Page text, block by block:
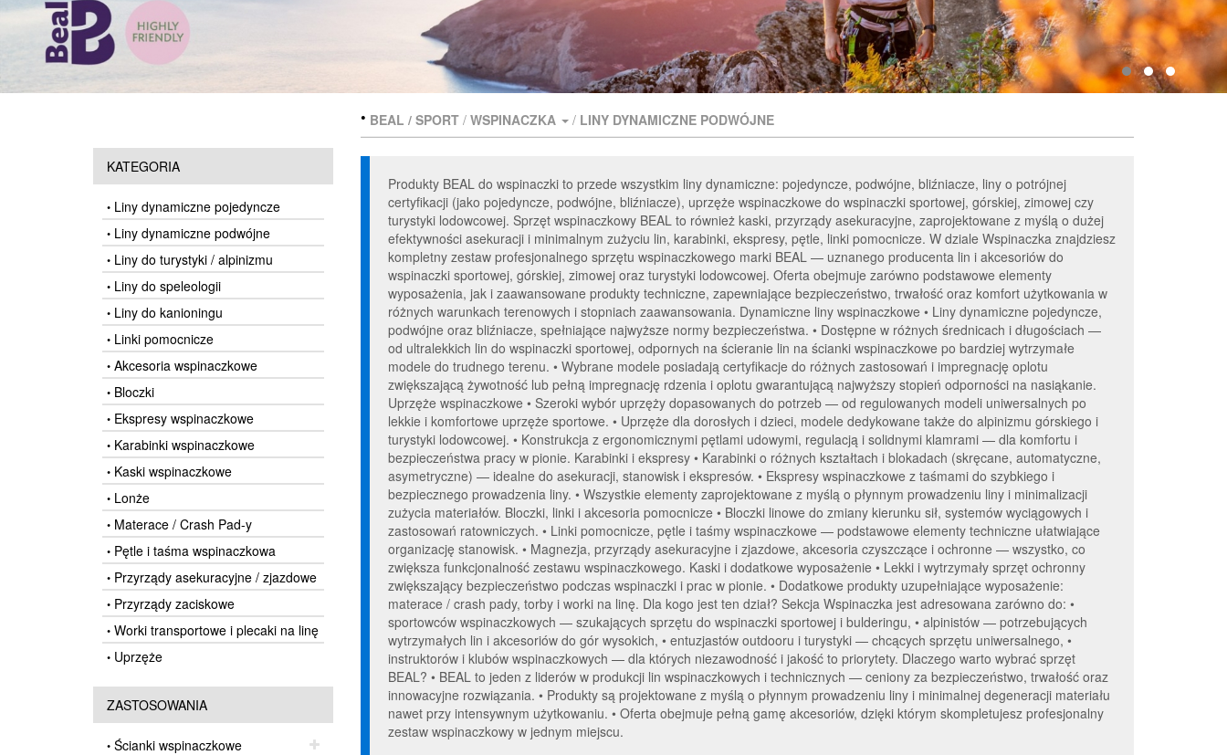
KATEGORIA
• Liny dynamiczne pojedyncze
• Liny dynamiczne podwójne
• Liny do turystyki / alpinizmu
• Liny do speleologii
• Liny do kanioningu
• Linki pomocnicze
• Akcesoria wspinaczkowe
• Bloczki
• Ekspresy wspinaczkowe
• Karabinki wspinaczkowe
• Kaski wspinaczkowe
• Lonże
• Materace / Crash Pad-y
• Pętle i taśma wspinaczkowa
• Przyrządy asekuracyjne / zjazdowe
• Przyrządy zaciskowe
• Worki transportowe i plecaki na linę
• Uprzęże
ZASTOSOWANIA
• Ścianki wspinaczkowe
• BEAL / SPORT/ WSPINACZKA / LINY DYNAMICZNE PODWÓJNE
Produkty BEAL do wspinaczki to przede wszystkim liny dynamiczne: pojedyncze, podwójne, bliźniacze, liny o potrójnej
certyfikacji (jako pojedyncze, podwójne, bliźniacze), uprzęże wspinaczkowe do wspinaczki sportowej, górskiej, zimowej czy
turystyki lodowcowej. Sprzęt wspinaczkowy BEAL to również kaski, przyrządy asekuracyjne, zaprojektowane z myślą o dużej
efektywności asekuracji i minimalnym zużyciu lin, karabinki, ekspresy, pętle, linki pomocnicze. W dziale Wspinaczka znajdziesz
kompletny zestaw profesjonalnego sprzętu wspinaczkowego marki BEAL — uznanego producenta lin i akcesoriów do
wspinaczki sportowej, górskiej, zimowej oraz turystyki lodowcowej. Oferta obejmuje zarówno podstawowe elementy
wyposażenia, jak i zaawansowane produkty techniczne, zapewniające bezpieczeństwo, trwałość oraz komfort użytkowania w
różnych warunkach terenowych i stopniach zaawansowania. Dynamiczne liny wspinaczkowe • Liny dynamiczne pojedyncze,
podwójne oraz bliźniacze, spełniające najwyższe normy bezpieczeństwa. • Dostępne w różnych średnicach i długościach —
od ultralekkich lin do wspinaczki sportowej, odpornych na ścieranie lin na ścianki wspinaczkowe po bardziej wytrzymałe
modele do trudnego terenu. • Wybrane modele posiadają certyfikacje do różnych zastosowań i impregnację oplotu
zwiększającą żywotność lub pełną impregnację rdzenia i oplotu gwarantującą najwyższy stopień odporności na nasiąkanie.
Uprzęże wspinaczkowe • Szeroki wybór uprzęży dopasowanych do potrzeb — od regulowanych modeli uniwersalnych po
lekkie i komfortowe uprzęże sportowe. • Uprzęże dla dorosłych i dzieci, modele dedykowane także do alpinizmu górskiego i
turystyki lodowcowej. • Konstrukcja z ergonomicznymi pętlami udowymi, regulacją i solidnymi klamrami — dla komfortu i
bezpieczeństwa pracy w pionie. Karabinki i ekspresy • Karabinki o różnych kształtach i blokadach (skręcane, automatyczne,
asymetryczne) — idealne do asekuracji, stanowisk i ekspresów. • Ekspresy wspinaczkowe z taśmami do szybkiego i
bezpiecznego prowadzenia liny. • Wszystkie elementy zaprojektowane z myślą o płynnym prowadzeniu liny i minimalizacji
zużycia materiałów. Bloczki, linki i akcesoria pomocnicze • Bloczki linowe do zmiany kierunku sił, systemów wyciągowych i
zastosowań ratowniczych. • Linki pomocnicze, pętle i taśmy wspinaczkowe — podstawowe elementy techniczne ułatwiające
organizację stanowisk. • Magnezja, przyrządy asekuracyjne i zjazdowe, akcesoria czyszczące i ochronne — wszystko, co
zwiększa funkcjonalność zestawu wspinaczkowego. Kaski i dodatkowe wyposażenie • Lekki i wytrzymały sprzęt ochronny
zwiększający bezpieczeństwo podczas wspinaczki i prac w pionie. • Dodatkowe produkty uzupełniające wyposażenie:
materace / crash pady, torby i worki na linę. Dla kogo jest ten dział? Sekcja Wspinaczka jest adresowana zarówno do: •
sportowców wspinaczkowych — szukających sprzętu do wspinaczki sportowej i bulderingu, • alpinistów — potrzebujących
wytrzymałych lin i akcesoriów do gór wysokich, • entuzjastów outdooru i turystyki — chcących sprzętu uniwersalnego, •
instruktorów i klubów wspinaczkowych — dla których niezawodność i jakość to priorytety. Dlaczego warto wybrać sprzęt
BEAL? • BEAL to jeden z liderów w produkcji lin wspinaczkowych i technicznych — ceniony za bezpieczeństwo, trwałość oraz
innowacyjne rozwiązania. • Produkty są projektowane z myślą o płynnym prowadzeniu liny i minimalnej degeneracji materiału
nawet przy intensywnym użytkowaniu. • Oferta obejmuje pełną gamę akcesoriów, dzięki którym skompletujesz profesjonalny
zestaw wspinaczkowy w jednym miejscu.